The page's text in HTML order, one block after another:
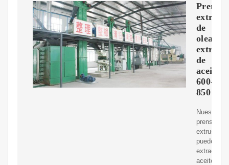
Prensa
de
de
aceites
600-
850
Nuestras
prensas
extrusoras
pueden
extraer
aceite